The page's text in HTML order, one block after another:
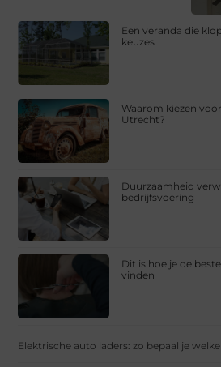
Een veranda die
keuzes
Waarom kiezen
Utrecht?
Duurzaamheid
bedrijfsvoering
Dit is hoe je de
vinden
Elektrische auto laders: zo bepaal je